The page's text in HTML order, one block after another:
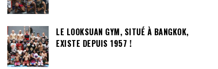
LE LOOKSUAN GYM, SITUÉ À BANGKOK,
EXISTE DEPUIS 1957 !